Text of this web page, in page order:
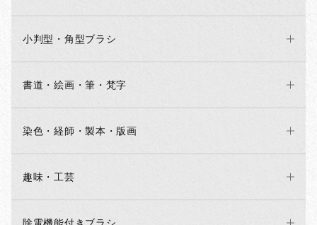
小判型・角型ブラシ
書道・絵画・筆・梵字
染色・経師・製本・版画
趣味・工芸